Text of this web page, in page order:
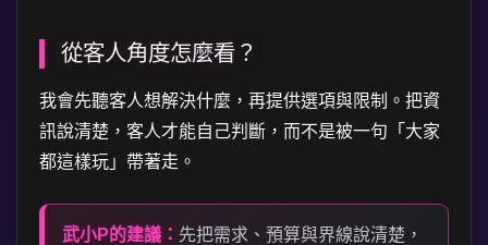
從客人角度怎麼看？
我會先聽客人想解決什麼，再提供選項與限制。把資
訊說清楚，客人才能自己判斷，而不是被一句「大家
都這樣玩」帶著走。
武小P的建議： 先把需求、預算與界線說清楚，